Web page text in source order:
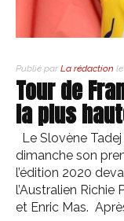
Publié par La rédaction le
Tour de
la plus
Le Slovène
dimanche son
l’édition 2020
l’Australien
et Enric Mas.